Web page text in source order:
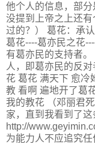
他个人的信息，部
没提到上帝之上还
过的？） 葛花：承
葛花----葛亦民之花
有葛亦民的支持者
人，即葛亦民的反
花 葛花 满天下 愈冷
教 看啊 遍地开了葛
我的教花 （邓丽君
家，直到我看到了这
http://
为能力人不应追究